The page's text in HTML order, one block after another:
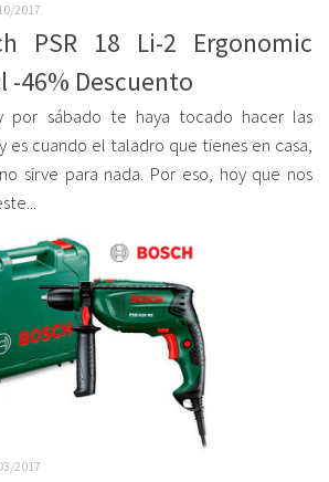
2017
PSR 18 Li-2 Ergonomic
-46% Descuento
por sábado te haya tocado hacer las
es cuando el taladro que tienes en casa,
sirve para nada. Por eso, hoy que nos
2017